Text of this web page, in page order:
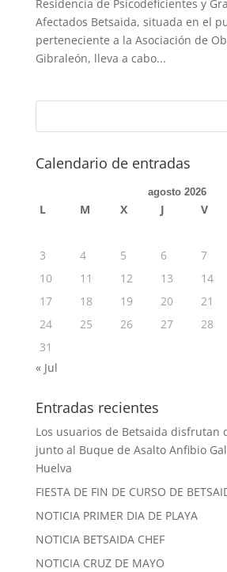
Residencia de Psicodeficientes y
Afectados Betsaida, situada en el
perteneciente a la Asociación de
Gibraleón, lleva a cabo...
Calendario de entradas
agosto 2026
L M X J V
3
4 5 6 7
10
11 12 13 14
17
18 19 20 21
24
25 26 27 28
31
« Jul
Entradas recientes
Los usuarios de Betsaida disfrutan
junto al Buque de Asalto Anfibio
Huelva
FIESTA DE FIN DE CURSO DE
NOTICIA PRIMER DIA DE PLAYA
NOTICIA BETSAIDA CHEF
NOTICIA CRUZ DE MAYO